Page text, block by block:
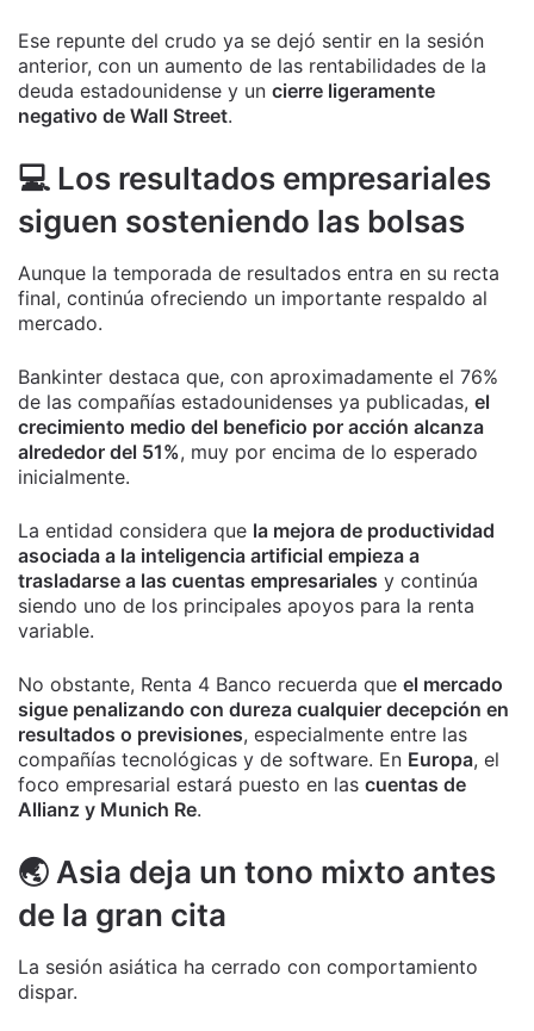
Ese repunte del crudo ya se dejó sentir en la sesión
anterior, con un aumento de las rentabilidades de la
deuda estadounidense y un cierre ligeramente
negativo de Wall Street.
💻 Los resultados empresariales
siguen sosteniendo las bolsas
Aunque la temporada de resultados entra en su recta
final, continúa ofreciendo un importante respaldo al
mercado.
Bankinter destaca que, con aproximadamente el 76%
de las compañías estadounidenses ya publicadas, el
crecimiento medio del beneficio por acción alcanza
alrededor del 51%, muy por encima de lo esperado
inicialmente.
La entidad considera que la mejora de productividad
asociada a la inteligencia artificial empieza a
trasladarse a las cuentas empresariales y continúa
siendo uno de los principales apoyos para la renta
variable.
No obstante, Renta 4 Banco recuerda que el mercado
sigue penalizando con dureza cualquier decepción en
resultados o previsiones, especialmente entre las
compañías tecnológicas y de software. En Europa, el
foco empresarial estará puesto en las cuentas de
Allianz y Munich Re.
🌏 Asia deja un tono mixto antes
de la gran cita
La sesión asiática ha cerrado con comportamiento
dispar.